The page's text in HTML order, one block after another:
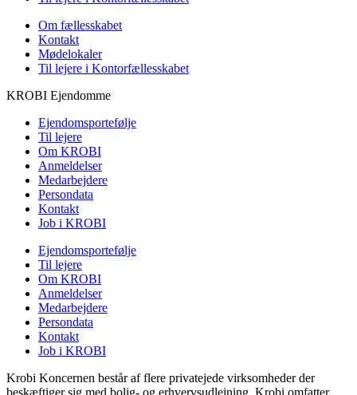
Om fællesskabet
Kontakt
Mødelokaler
Til lejere i Kontorfællesskabet
KROBI Ejendomme
Ejendomsportefølje
Til lejere
Om KROBI
Anmeldelser
Medarbejdere
Persondata
Kontakt
Job i KROBI
Ejendomsportefølje
Til lejere
Om KROBI
Anmeldelser
Medarbejdere
Persondata
Kontakt
Job i KROBI
Krobi Koncernen består af flere privatejede virksomheder der